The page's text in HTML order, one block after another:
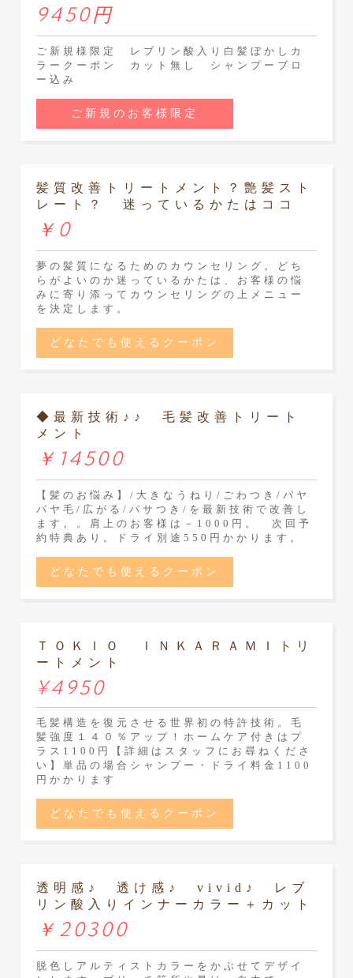
9450円
ご新規様限定 レブリン酸入り白髪ぼかしカ
ラークーポン カット無し シャンプーブロ
ー込み
ご新規のお客様限定
髪質改善トリートメント？艶髪スト
レート？ 迷っているかたはココ
￥0
夢の髪質になるためのカウンセリング。どち
らがよいのか迷っているかたは、お客様の悩
みに寄り添ってカウンセリングの上メニュー
を決定します。
どなたでも使えるクーポン
◆最新技術♪♪ 毛髪改善トリート
メント
￥14500
【髪のお悩み】/大きなうねり/ごわつき/パヤ
パヤ毛/広がる/パサつき/を最新技術で改善し
ます。。肩上のお客様は－1000円。 次回予
約特典あり。ドライ別途550円かかります。
どなたでも使えるクーポン
ＴＯＫＩＯ ＩＮＫＡＲＡＭＩトリ
ートメント
¥4950
毛髪構造を復元させる世界初の特許技術。毛
髪強度１４０％アップ！ホームケア付きはプ
ラス1100円【詳細はスタッフにお尋ねくださ
い】単品の場合シャンプー・ドライ料金1100
円かかります
どなたでも使えるクーポン
透明感♪ 透け感♪ vivid♪ レブ
リン酸入りインナーカラー＋カット
￥20300
脱色しアルティストカラーをかぶせてデザイ